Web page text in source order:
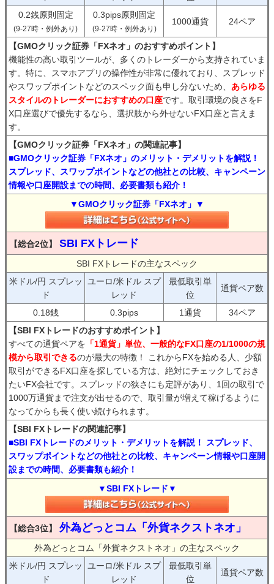
0.2銭原則固定
(9-27時・例外あり)
0.3pips原則固定
(9-27時・例外あり)
1000通貨 24ペア
【GMOクリック証券「FXネオ」のおすすめポイント】
機能性の高い取引ツールが、多くのトレーダーから支持されていま
す。特に、スマホアプリの操作性が非常に優れており、スプレッド
やスワップポイントなどのスペック面も申し分ないため、 あらゆる
スタイルのトレーダーにおすすめの口座です。取引環境の良さをF
X口座選びで優先するなら、選択肢から外せないFX口座と言えま
す。
【GMOクリック証券「FXネオ」の関連記事】
■GMOクリック証券「FXネオ」のメリット・デメリットを解説！
スプレッド、スワップポイントなどの他社との比較、キャンペーン
情報や口座開設までの時間、必要書類も紹介！
▼GMOクリック証券「FXネオ」▼
【総合2位】 SBI FXトレード
SBI FXトレードの主なスペック
米ドル/円 スプレッ
ド
ユーロ/米ドル スプ
レッド
最低取引単
位
通貨ペア数
0.18銭 0.3pips 1通貨
34ペア
【SBI FXトレードのおすすめポイント】
すべての通貨ペアを 「1通貨」単位、一般的なFX口座の1/1000の規
模から取引できるのが最大の特徴！ これからFXを始める人、少額
取引ができるFX口座を探している方は、絶対にチェックしておき
たいFX会社です。スプレッドの狭さにも定評があり、1回の取引で
1000万通貨まで注文が出せるので、取引量が増えて稼げるように
なってからも長く使い続けられます。
【SBI FXトレードの関連記事】
■SBI FXトレードのメリット・デメリットを解説！ スプレッド、
スワップポイントなどの他社との比較、キャンペーン情報や口座開
設までの時間、必要書類も紹介！
▼SBI FXトレード▼
【総合3位】 外為どっとコム「外貨ネクストネオ」
外為どっとコム「外貨ネクストネオ」の主なスペック
米ドル/円 スプレッ
ド
ユーロ/米ドル スプ
レッド
最低取引単
位
通貨ペア数